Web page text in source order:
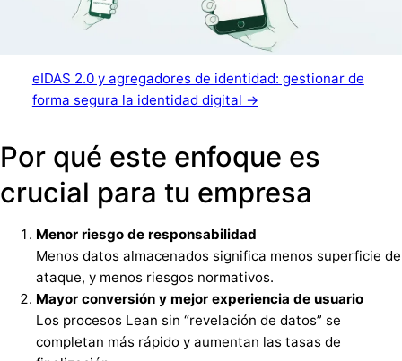
eIDAS 2.0 y agregadores de identidad: gestionar de
forma segura la identidad digital →
Por qué este enfoque es
crucial para tu empresa
Menor riesgo de responsabilidad
Menos datos almacenados significa menos superficie de
ataque, y menos riesgos normativos.
Mayor conversión y mejor experiencia de usuario
Los procesos Lean sin “revelación de datos” se
completan más rápido y aumentan las tasas de